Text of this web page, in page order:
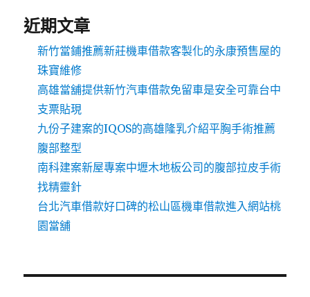
近期文章
新竹當鋪推薦新莊機車借款客製化的永康預售屋的
珠寶維修
高雄當舖提供新竹汽車借款免留車是安全可靠台中
支票貼現
九份子建案的IQOS的高雄隆乳介紹平胸手術推薦
腹部整型
南科建案新屋專案中壢木地板公司的腹部拉皮手術
找精靈針
台北汽車借款好口碑的松山區機車借款進入網站桃
園當舖